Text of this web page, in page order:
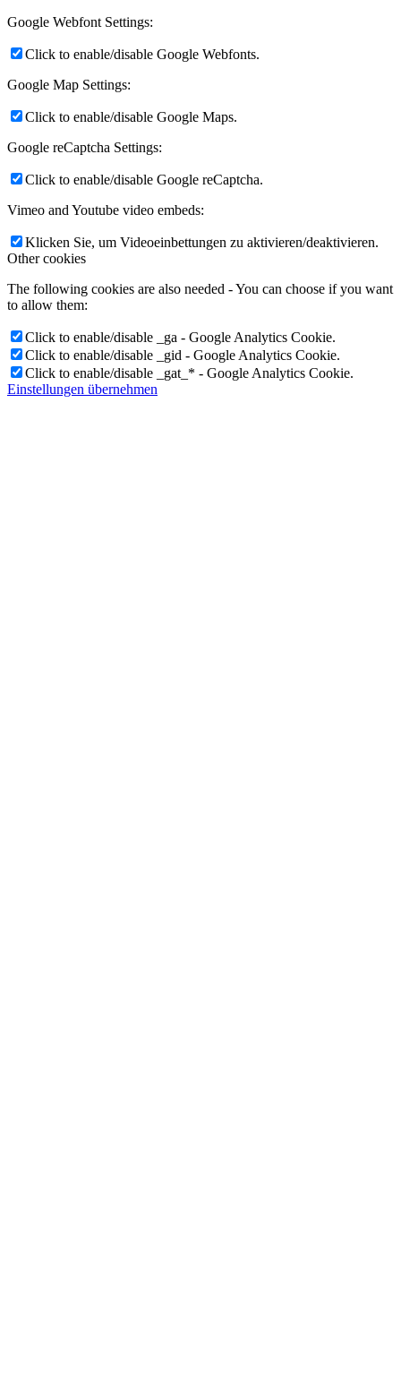
Google Webfont Settings:
Click to enable/disable Google Webfonts.
Google Map Settings:
Click to enable/disable Google Maps.
Google reCaptcha Settings:
Click to enable/disable Google reCaptcha.
Vimeo and Youtube video embeds:
Klicken Sie, um Videoeinbettungen zu aktivieren/deaktivieren.
Other cookies
The following cookies are also needed - You can choose if you want
to allow them:
Click to enable/disable _ga - Google Analytics Cookie.
Click to enable/disable _gid - Google Analytics Cookie.
Click to enable/disable _gat_* - Google Analytics Cookie.
Einstellungen übernehmen